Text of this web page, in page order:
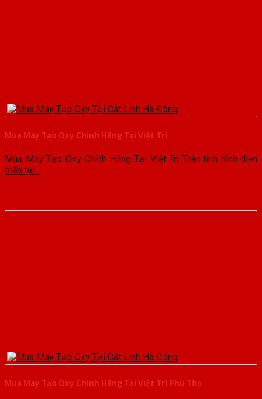
Mua Máy Tạo Oxy Chính Hãng Tại Việt Trì
Mua Máy Tạo Oxy Chính Hãng Tại Việt Trì Trên tình hình diễn
biến tại...
Mua Máy Tạo Oxy Chính Hãng Tại Việt Trì Phú Thọ